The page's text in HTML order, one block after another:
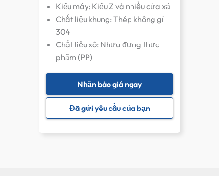
Kiểu máy: Kiểu Z và nhiều cửa xả
Chất liệu khung: Thép không gỉ
304
Chất liệu xô: Nhựa đựng thực
phẩm (PP)
Nhận báo giá ngay
Đã gửi yêu cầu của bạn